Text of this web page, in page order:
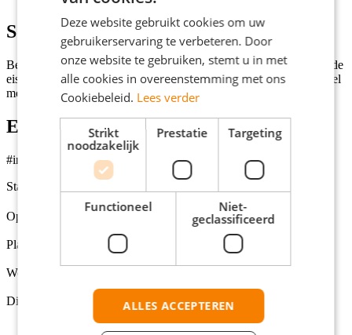
Solliciteren
Ben jij de perfecte kandidaat voor deze vacature en voldoe je aan de
eisen? Klik dan op de knop 'Solliciteer direct!' en we nemen zo snel
mogelijk contact met je op!
Extra informatie
#indebuurt
Status
Opleidingsniveaus
Middelbare school, MBO, HBO, Universiteit
Plaats
Werkuren per week
Dienstverbanden
Fulltime (startersfunctie), Parttime (overdag), Fulltime
Deze website gebruikt cookies om uw
gebruikerservaring te verbeteren. Door
onze website te gebruiken, stemt u in met
alle cookies in overeenstemming met ons
Cookiebeleid. Lees verder
Strikt
noodzakelijk
Prestatie Targeting
Functioneel
Niet-
geclassificeerd
ALLES ACCEPTEREN